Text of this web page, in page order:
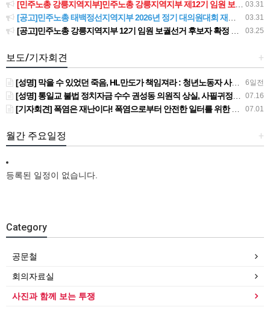
03.31
[민주노총 강릉지역지부]민주노총 강릉지역지부 제12기 임원 보궐선거결과 공고
03.31
[공고]민주노총 태백정선지역지부 2026년 정기 대의원대회 재소집 건
03.25
[공고]민주노총 강릉지역지부 12기 임원 보궐선거 후보자 확정 공고
+
보도/기자회견
6일전
[성명] 막을 수 있었던 죽음, HL만도가 책임져라 : 청년노동자 사망사고의 철저한 진상규명과 재발방지 대책 마련하라
07.16
[성명] 통일교 불법 정치자금 수수 권성동 의원직 상실, 사필귀정이다
07.01
[기자회견] 폭염은 재난이다! 폭염으로부터 안전한 일터를 위한 민주노총 강원지역본부 폭염감시단 선포 기자회견
+
월간 주요일정
등록된 일정이 없습니다.
Category
공문철
회의자료실
사진과 함께 보는 투쟁